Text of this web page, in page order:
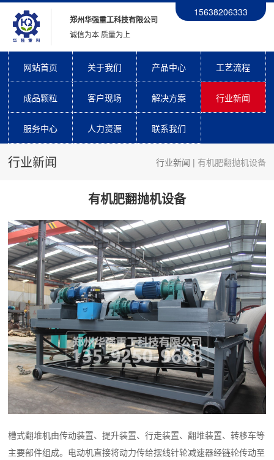
15638206333
郑州华强重工科技有限公司
诚信为本 质量为上
网站首页 关于我们 产品中心 工艺流程
成品颗粒 客户现场 解决方案 行业新闻
服务中心 人力资源 联系我们
行业新闻 行业新闻 | 有机肥翻抛机设备
有机肥翻抛机设备
槽式翻堆机由传动装置、提升装置、行走装置、翻堆装置、转移车等
主要部件组成。电动机直接将动力传给摆线针轮减速器经链轮传动至